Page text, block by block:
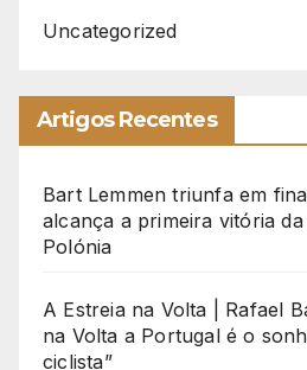
Uncategorized
Artigos Recentes
Bart Lemmen triunfa em
alcança a primeira vitória
Polónia
A Estreia na Volta | Rafael
na Volta a Portugal é o
ciclista”